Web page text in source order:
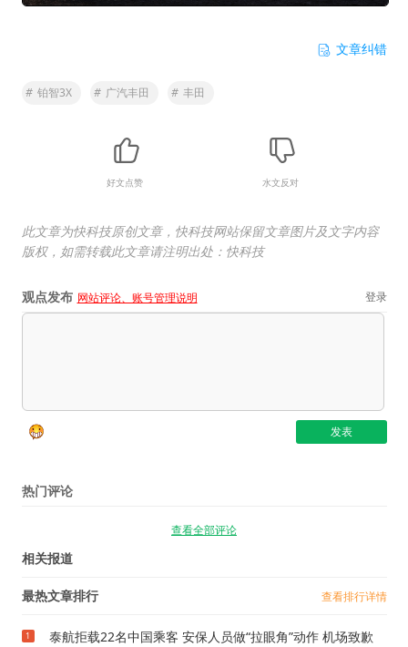
文章纠错
# 铂智3X # 广汽丰田 # 丰田
好文点赞 水文反对
此文章为快科技原创文章，快科技网站保留文章图片及文字内容
版权，如需转载此文章请注明出处：快科技
观点发布 网站评论、账号管理说明 登录
热门评论
查看全部评论
相关报道
最热文章排行 查看排行详情
1 泰航拒载22名中国乘客 安保人员做“拉眼角”动作 机场致歉